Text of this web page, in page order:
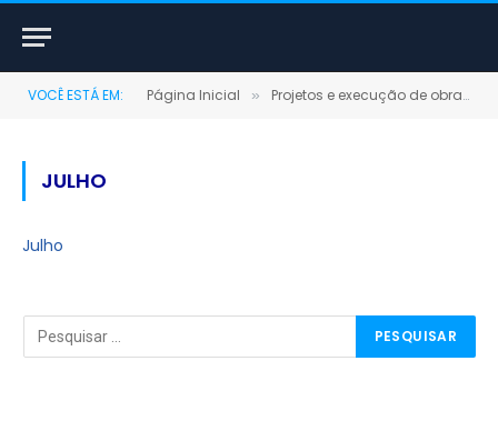
VOCÊ ESTÁ EM: Página Inicial » Projetos e execução de obras públicas
JULHO
Julho